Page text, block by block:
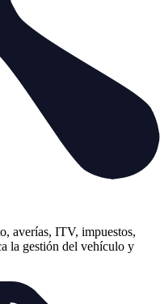
averías, ITV, impuestos,
la gestión del vehículo y